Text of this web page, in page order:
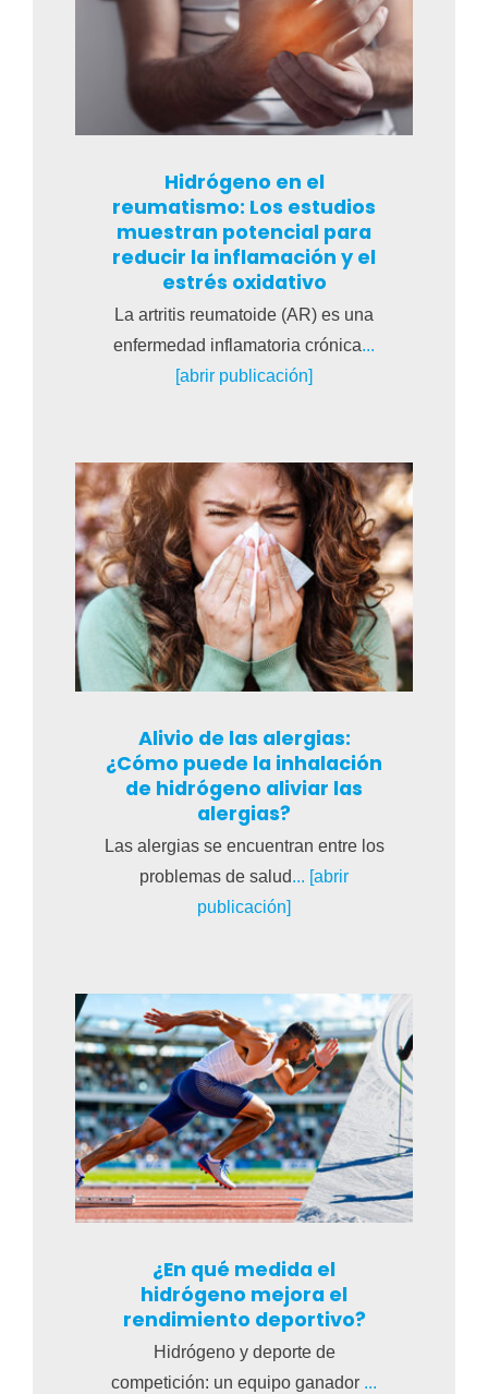
Hidrógeno en el
reumatismo: Los estudios
muestran potencial para
reducir la inflamación y el
estrés oxidativo
La artritis reumatoide (AR) es una
enfermedad inflamatoria crónica...
[abrir publicación]
Alivio de las alergias:
¿Cómo puede la inhalación
de hidrógeno aliviar las
alergias?
Las alergias se encuentran entre los
problemas de salud... [abrir
publicación]
¿En qué medida el
hidrógeno mejora el
rendimiento deportivo?
Hidrógeno y deporte de
competición: un equipo ganador ...